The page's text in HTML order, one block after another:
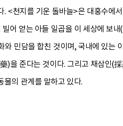
<천지를 기운 돌바늘>은 대홍수에
어 얻는 아들 일곱을 이 세상에 보
민담을 합친 것이며, 국내에 있는
)을 준다는 것이다. 그리고 채삼인(
물의 관계를 말하고 있다.